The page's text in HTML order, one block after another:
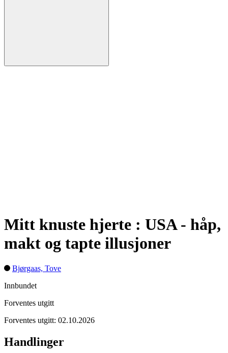
Mitt knuste hjerte : USA - håp,
makt og tapte illusjoner
Bjørgaas, Tove
Innbundet
Forventes utgitt
Forventes utgitt: 02.10.2026
Handlinger